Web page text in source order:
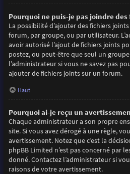
Pourquoi ne puis-je pas joindre des
La possibilité d’ajouter des fichiers
forum, par groupe, ou par utilisateur.
avoir autorisé l’ajout de fichiers joints
postez, ou peut-être que seul un
l’administrateur si vous ne savez pas
ajouter de fichiers joints sur un forum.
Haut
Pourquoi ai-je reçu un
Chaque administrateur a son propre
site. Si vous avez dérogé à une règle,
avertissement. Notez que c’est la
phpBB Limited n’est pas concerné par
donné. Contactez l’administrateur si
raisons de votre avertissement.